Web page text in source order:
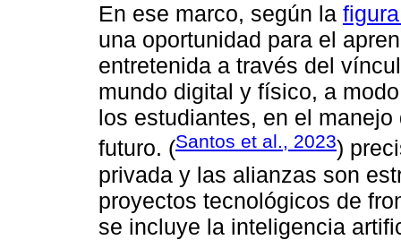
En ese marco, según la
una oportunidad para el
entretenida a través del
mundo digital y físico, a
los estudiantes, en el
futuro. (Santos et al., 2023)
privada y las alianzas son
proyectos tecnológicos de
se incluye la inteligencia